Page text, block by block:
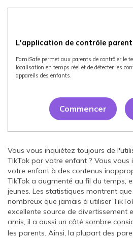
L'application de contrôle
FamiSafe permet aux parents de contrôler le
localisation en temps réel et de détecter les
appareils des enfants.
Commencer
Vous vous inquiétez toujours de
TikTok par votre enfant ? Vous vous
votre enfant à des contenus
TikTok a augmenté au fil du temps,
jeunes. Les statistiques montrent
nombreux que jamais à utiliser
excellente source de divertissement
amis, il a aussi un côté sombre
les parents. Ainsi, la plupart des